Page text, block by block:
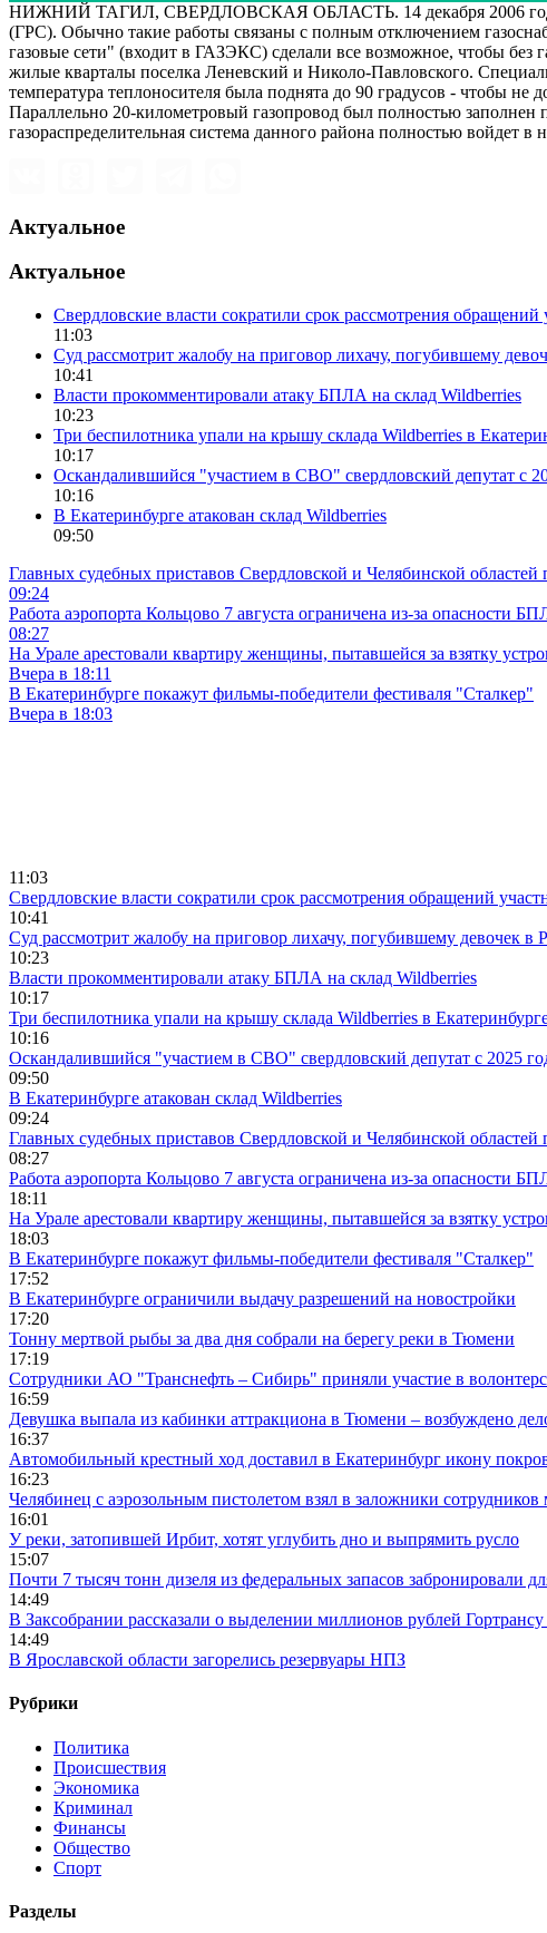
НИЖНИЙ ТАГИЛ, СВЕРДЛОВСКАЯ ОБЛАСТЬ. 14 декабря 2006 года в
(ГРС). Обычно такие работы связаны с полным отключением
газовые сети" (входит в ГАЗЭКС) сделали все возможное, чтобы
жилые кварталы поселка Леневский и Николо-Павловского.
температура теплоносителя была поднята до 90 градусов - чтобы
Параллельно 20-километровый газопровод был полностью заполнен
газораспределительная система данного района полностью войдет
Актуальное
Актуальное
Свердловские власти сократили срок рассмотрения
11:03
Суд рассмотрит жалобу на приговор лихачу, погубившему
10:41
Власти прокомментировали атаку БПЛА на склад Wildberries
10:23
Три беспилотника упали на крышу склада Wildberries в
10:17
Оскандалившийся "участием в СВО" свердловский депутат с
10:16
В Екатеринбурге атакован склад Wildberries
09:50
Главных судебных приставов Свердловской и Челябинской областей
09:24
Работа аэропорта Кольцово 7 августа ограничена из-за опасности
08:27
На Урале арестовали квартиру женщины, пытавшейся за взятку
Вчера в 18:11
В Екатеринбурге покажут фильмы-победители фестиваля "Сталкер"
Вчера в 18:03
11:03
Свердловские власти сократили срок рассмотрения обращений
10:41
Суд рассмотрит жалобу на приговор лихачу, погубившему девочек в
10:23
Власти прокомментировали атаку БПЛА на склад Wildberries
10:17
Три беспилотника упали на крышу склада Wildberries в
10:16
Оскандалившийся "участием в СВО" свердловский депутат с 2025
09:50
В Екатеринбурге атакован склад Wildberries
09:24
Главных судебных приставов Свердловской и Челябинской областей
08:27
Работа аэропорта Кольцово 7 августа ограничена из-за опасности
18:11
На Урале арестовали квартиру женщины, пытавшейся за взятку
18:03
В Екатеринбурге покажут фильмы-победители фестиваля "Сталкер"
17:52
В Екатеринбурге ограничили выдачу разрешений на новостройки
17:20
Тонну мертвой рыбы за два дня собрали на берегу реки в Тюмени
17:19
Сотрудники АО "Транснефть – Сибирь" приняли участие в
16:59
Девушка выпала из кабинки аттракциона в Тюмени – возбуждено
16:37
Автомобильный крестный ход доставил в Екатеринбург икону
16:23
Челябинец с аэрозольным пистолетом взял в заложники сотрудников
16:01
У реки, затопившей Ирбит, хотят углубить дно и выпрямить русло
15:07
Почти 7 тысяч тонн дизеля из федеральных запасов забронировали
14:49
В Заксобрании рассказали о выделении миллионов рублей Гортрансу
14:49
В Ярославской области загорелись резервуары НПЗ
Рубрики
Политика
Происшествия
Экономика
Криминал
Финансы
Общество
Спорт
Разделы